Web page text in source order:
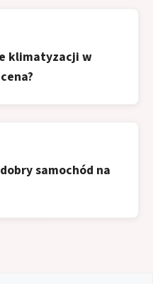
klimatyzacji w
samochód na